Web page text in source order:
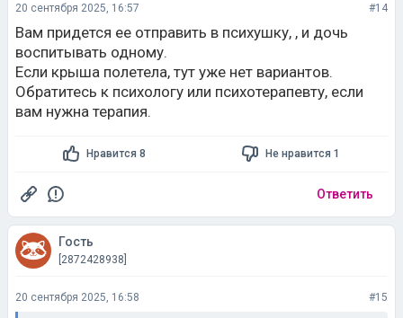
20 сентября 2025, 16:57 #14
Вам придется ее отправить в психушку, , и дочь
воспитывать одному.
Если крыша полетела, тут уже нет вариантов.
Обратитесь к психологу или психотерапевту, если
вам нужна терапия.
Нравится 8 Не нравится 1
Ответить
Гость
[2872428938]
20 сентября 2025, 16:58 #15